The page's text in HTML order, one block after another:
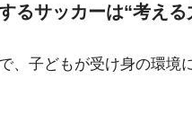
るサッカーは“考える
子どもが受け身の環境